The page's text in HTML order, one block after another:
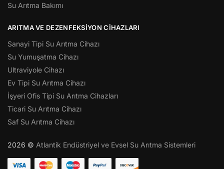
Su Arıtma Bakımı
ARITMA VE DEZENFEKSIYON CIHAZLARI
Sanayi Tipi Su Arıtma Cihazı
Su Yumuşatma Cihazı
Ultraviyole Cihazı
Ev Tipi Su Arıtma Cihazı
İşyeri Ofis Tipi Su Arıtma Cihazları
Ticari Su Arıtma Cihazı
Saf Su Arıtma Cihazı
2026 © Atlantik Endüstriyel ve Evsel Su Arıtma Sistemleri